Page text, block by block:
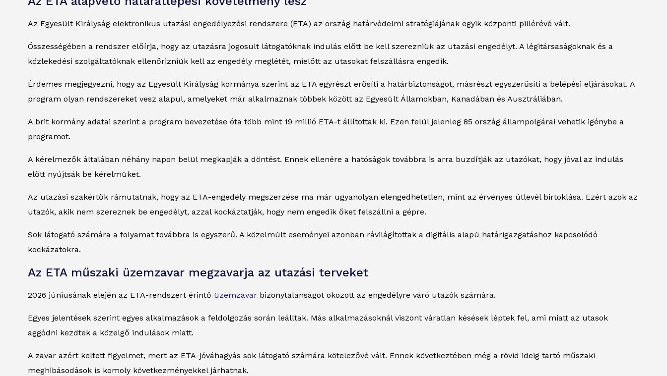
Az Egyesült Királyság elektronikus utazási engedélyezési rendszere (ETA) az ország határvédelmi stratégiájának egyik központi pillérévé vált.
Összességében a rendszer előírja, hogy az utazásra jogosult látogatóknak indulás előtt be kell szerezniük az utazási engedélyt. A légitársaságoknak és a
közlekedési szolgáltatóknak ellenőrizniük kell az engedély meglétét, mielőtt az utasokat felszállásra engedik.
Érdemes megjegyezni, hogy az Egyesült Királyság kormánya szerint az ETA egyrészt erősíti a határbiztonságot, másrészt egyszerűsíti a belépési eljárásokat. A
program olyan rendszereket vesz alapul, amelyeket már alkalmaznak többek között az Egyesült Államokban, Kanadában és Ausztráliában.
A brit kormány adatai szerint a program bevezetése óta több mint 19 millió ETA-t állítottak ki. Ezen felül jelenleg 85 ország állampolgárai vehetik igénybe a
programot.
A kérelmezők általában néhány napon belül megkapják a döntést. Ennek ellenére a hatóságok továbbra is arra buzdítják az utazókat, hogy jóval az indulás
előtt nyújtsák be kérelmüket.
Az utazási szakértők rámutatnak, hogy az ETA-engedély megszerzése ma már ugyanolyan elengedhetetlen, mint az érvényes útlevél birtoklása. Ezért azok az
utazók, akik nem szereznek be engedélyt, azzal kockáztatják, hogy nem engedik őket felszállni a gépre.
Sok látogató számára a folyamat továbbra is egyszerű. A közelmúlt eseményei azonban rávilágítottak a digitális alapú határigazgatáshoz kapcsolódó
kockázatokra.
Az ETA műszaki üzemzavar megzavarja az utazási terveket
2026 júniusának elején az ETA-rendszert érintő üzemzavar bizonytalanságot okozott az engedélyre váró utazók számára.
Egyes jelentések szerint egyes alkalmazások a feldolgozás során leálltak. Más alkalmazásoknál viszont váratlan késések léptek fel, ami miatt az utasok
aggódni kezdtek a közelgő indulások miatt.
A zavar azért keltett figyelmet, mert az ETA-jóváhagyás sok látogató számára kötelezővé vált. Ennek következtében még a rövid ideig tartó műszaki
meghibásodások is komoly következményekkel járhatnak.